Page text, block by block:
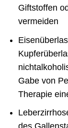
Giftstoffen
vermeiden
Gabe von
Therapie